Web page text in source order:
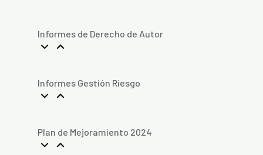
Informes de Derecho de Autor
Informes Gestión Riesgo
Plan de Mejoramiento 2024